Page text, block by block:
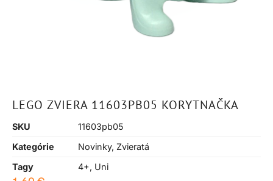
LEGO ZVIERA 11603PB05 KORYTNAČKA
SKU
11603pb05
Kategórie
Novinky, Zvieratá
Tagy
4+, Uni